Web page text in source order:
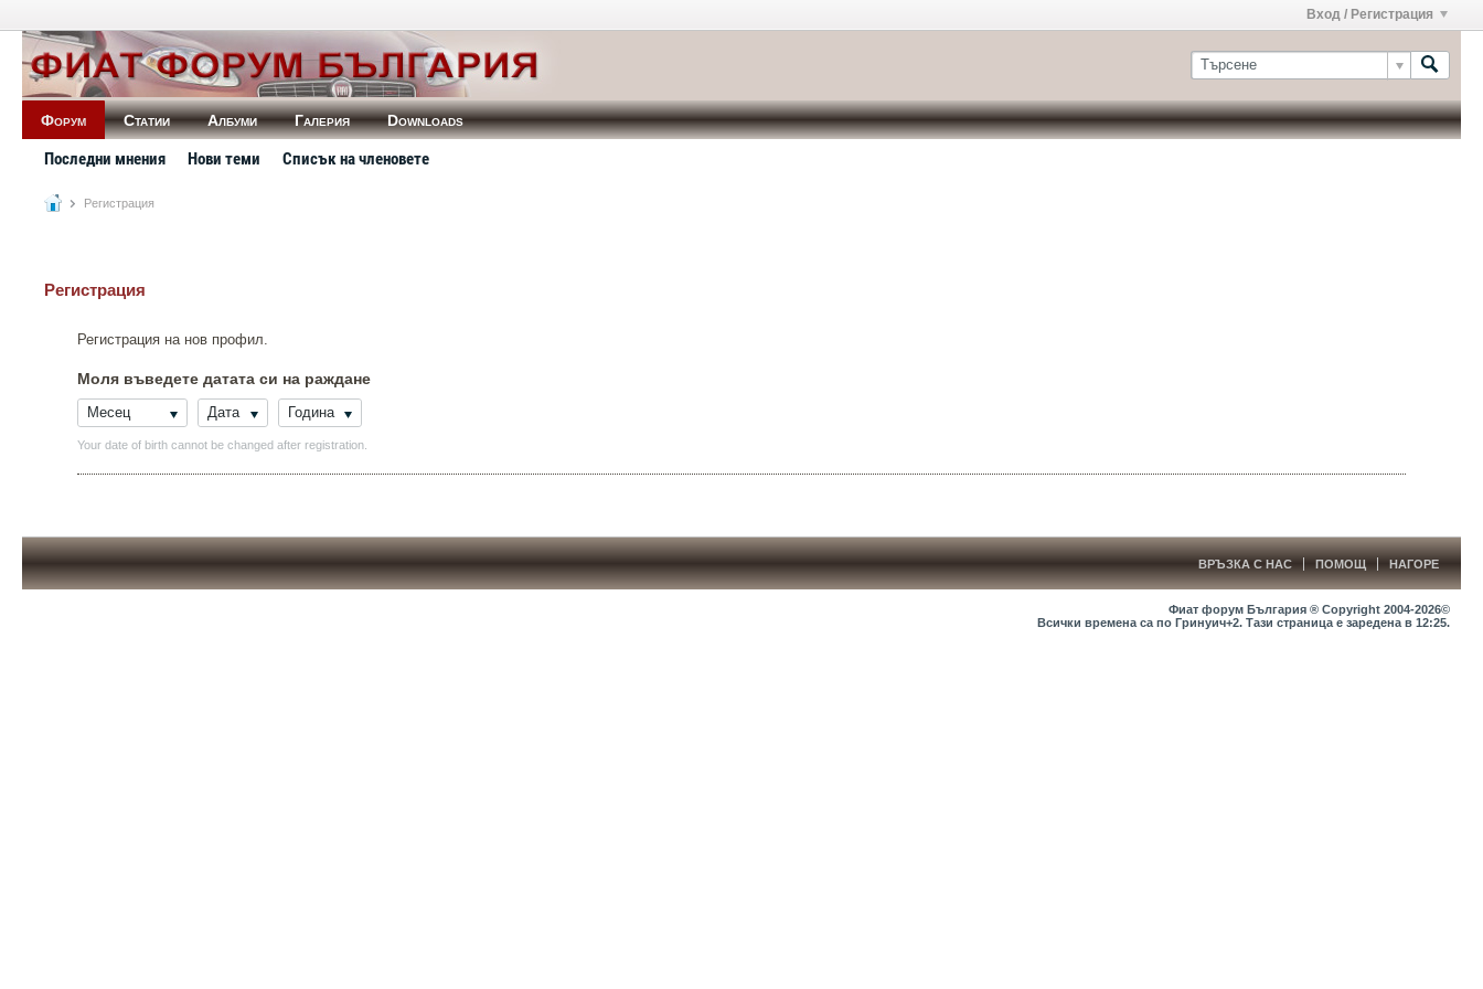
Вход / Регистрация
Форум Статии Албуми Галерия Downloads
Последни мнения Нови теми Списък на членовете
Регистрация
Регистрация
Регистрация на нов профил.
Моля въведете датата си на раждане
Месец Дата Година
Your date of birth cannot be changed after registration.
ВРЪЗКА С НАС ПОМОЩ НАГОРЕ
Фиат форум България ® Copyright 2004-2026©
Всички времена са по Гринуич+2. Тази страница е заредена в 12:25.